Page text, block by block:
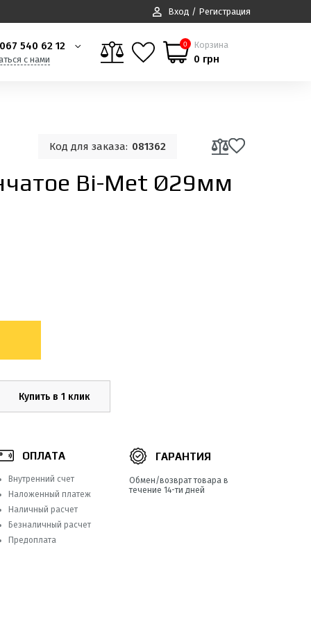
Вход / Регистрация
540 62 12
с нами
0 Корзина
0 грн
Код для заказа: 081362
Bi-Met Ø29мм
Купить в 1 клик
ОПЛАТА
Внутренний счет
Наложенный платеж
Наличный расчет
Безналичный расчет
Предоплата
ГАРАНТИЯ
Обмен/возврат товара в
течение 14-ти дней